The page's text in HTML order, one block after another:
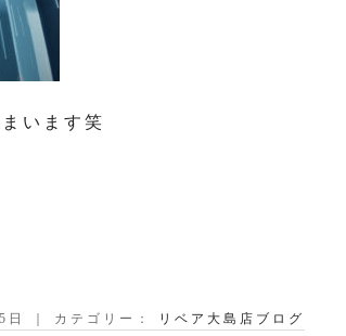
います笑
日 ｜ カテゴリー： リベア大島店ブログ